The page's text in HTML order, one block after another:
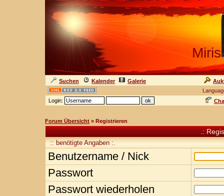
Miris
Suchen Kalender Galerie
Login:
Forum Übersicht » Registrieren
.:
:: benötigte Angaben :.
Benutzername / Nick
Passwort
Passwort wiederholen